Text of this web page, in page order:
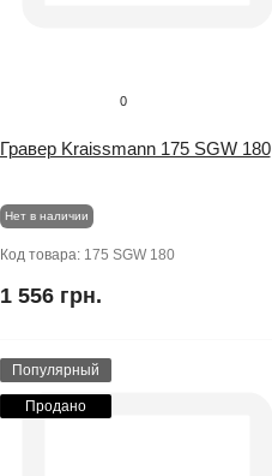
0
Гравер Kraissmann 175 SGW 180
Нет в наличии
Код товара: 175 SGW 180
1 556 грн.
Популярный
Продано